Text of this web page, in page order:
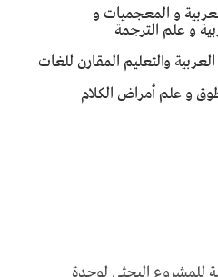
و المعجميات و
و علم الترجمة
والتعليم المقارن للغات
و علم أمراض الكلام